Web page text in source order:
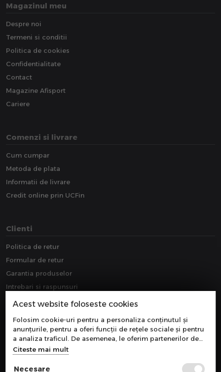
Magazinul meu
Despre noi
Termeni si conditii
Politica de cookies
Confidentialitate
Contact
Magazine Afisport
Cariere
Comenzi si livrare
Cum cumpar
Metoda de plata
Informatii de livrare
Credit online prin UCFin
Clienti
Politica de retur
Formular de retur
Garantia produselor
Intrebari si raspunsuri
Downloads
Acest website foloseste cookies
Folosim cookie-uri pentru a personaliza conținutul și
anunțurile, pentru a oferi funcții de rețele sociale și pentru
a analiza traficul. De asemenea, le oferim partenerilor de
rețele sociale, de publicitate și de analize informații cu
privire la modul în care folosiți site-ul nostru. Aceștia le
pot combina cu alte informații oferite de dvs. sau culese în
Citeste mai mult
Necesare